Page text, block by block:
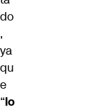
do
,
ya
qu
e
“lo